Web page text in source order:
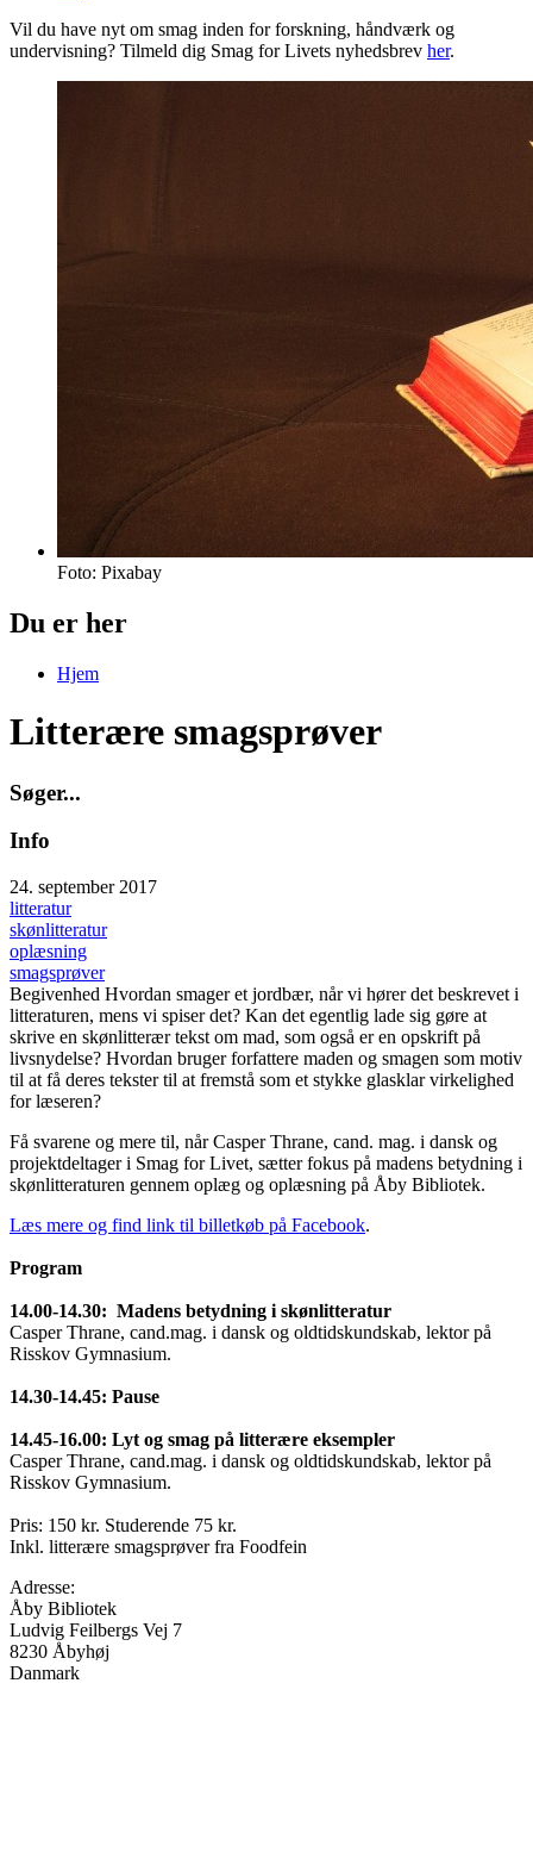
Vil du have nyt om smag inden for forskning, håndværk og
undervisning? Tilmeld dig Smag for Livets nyhedsbrev her.
Foto: Pixabay
Du er her
Hjem
Litterære smagsprøver
Søger...
Info
24. september 2017
litteratur
skønlitteratur
oplæsning
smagsprøver
Begivenhed Hvordan smager et jordbær, når vi hører det beskrevet i
litteraturen, mens vi spiser det? Kan det egentlig lade sig gøre at
skrive en skønlitterær tekst om mad, som også er en opskrift på
livsnydelse? Hvordan bruger forfattere maden og smagen som motiv
til at få deres tekster til at fremstå som et stykke glasklar virkelighed
for læseren?
Få svarene og mere til, når Casper Thrane, cand. mag. i dansk og
projektdeltager i Smag for Livet, sætter fokus på madens betydning i
skønlitteraturen gennem oplæg og oplæsning på Åby Bibliotek.
Læs mere og find link til billetkøb på Facebook.
Program
14.00-14.30: Madens betydning i skønlitteratur
Casper Thrane, cand.mag. i dansk og oldtidskundskab, lektor på
Risskov Gymnasium.
14.30-14.45: Pause
14.45-16.00: Lyt og smag på litterære eksempler
Casper Thrane, cand.mag. i dansk og oldtidskundskab, lektor på
Risskov Gymnasium.
Pris: 150 kr. Studerende 75 kr.
Inkl. litterære smagsprøver fra Foodfein
Adresse:
Åby Bibliotek
Ludvig Feilbergs Vej 7
8230 Åbyhøj
Danmark